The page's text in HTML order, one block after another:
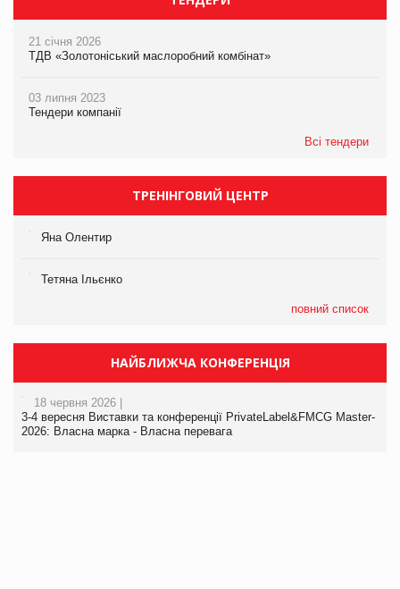
21 січня 2026
ТДВ «Золотоніський маслоробний комбінат»
03 липня 2023
Тендери компанії
Всі тендери
ТРЕНІНГОВИЙ ЦЕНТР
Яна Олентир
Тетяна Ільєнко
повний список
НАЙБЛИЖЧА КОНФЕРЕНЦІЯ
18 червня 2026 |
3-4 вересня Виставки та конференції PrivateLabel&FMCG Master-
2026: Власна марка - Власна перевага